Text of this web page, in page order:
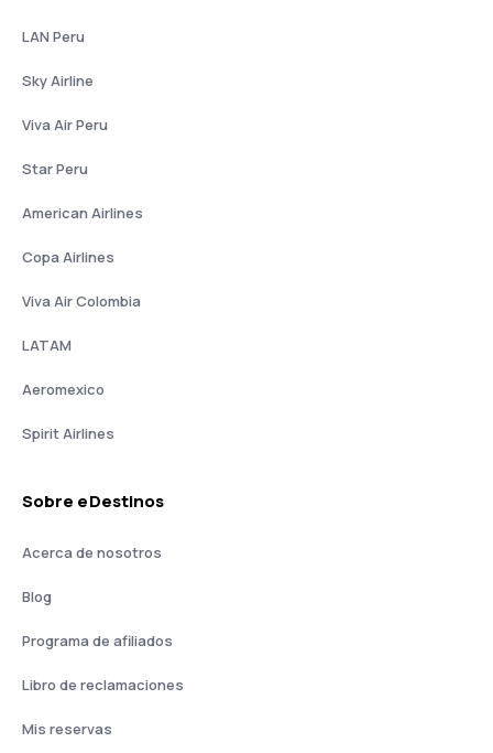
LAN Peru
Sky Airline
Viva Air Peru
Star Peru
American Airlines
Copa Airlines
Viva Air Colombia
LATAM
Aeromexico
Spirit Airlines
Sobre eDestinos
Acerca de nosotros
Blog
Programa de afiliados
Libro de reclamaciones
Mis reservas